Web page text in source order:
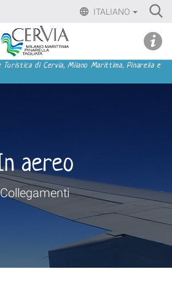
ITALIANO
Sito
turistico
di Cervia, Milano Marittima, Pinarella e
aereo
Collegamenti